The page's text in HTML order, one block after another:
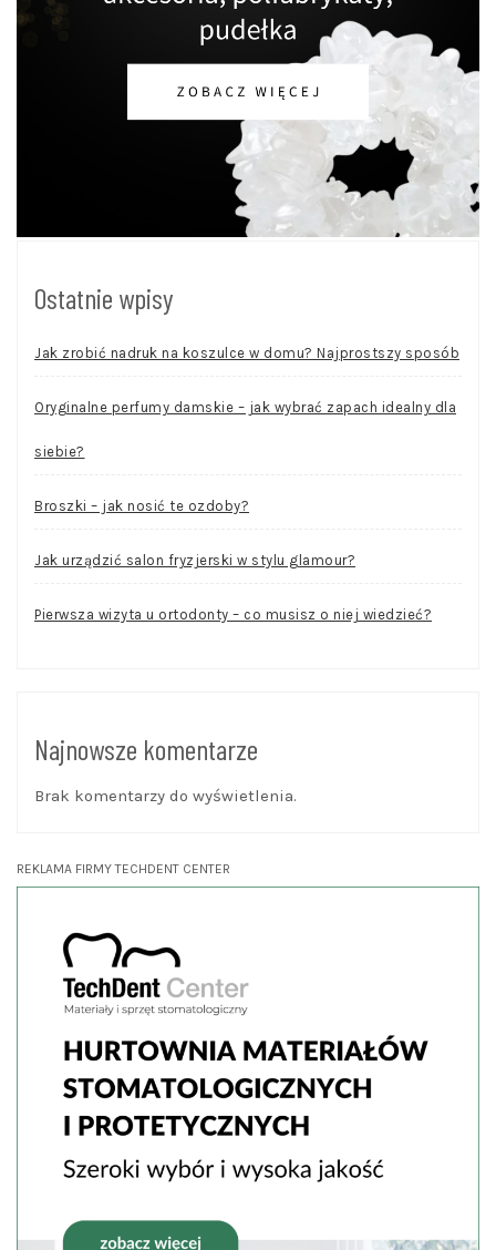
Ostatnie wpisy
Jak zrobić nadruk na koszulce w domu? Najprostszy sposób
Oryginalne perfumy damskie – jak wybrać zapach idealny dla
siebie?
Broszki – jak nosić te ozdoby?
Jak urządzić salon fryzjerski w stylu glamour?
Pierwsza wizyta u ortodonty – co musisz o niej wiedzieć?
Najnowsze komentarze
Brak komentarzy do wyświetlenia.
REKLAMA FIRMY TECHDENT CENTER